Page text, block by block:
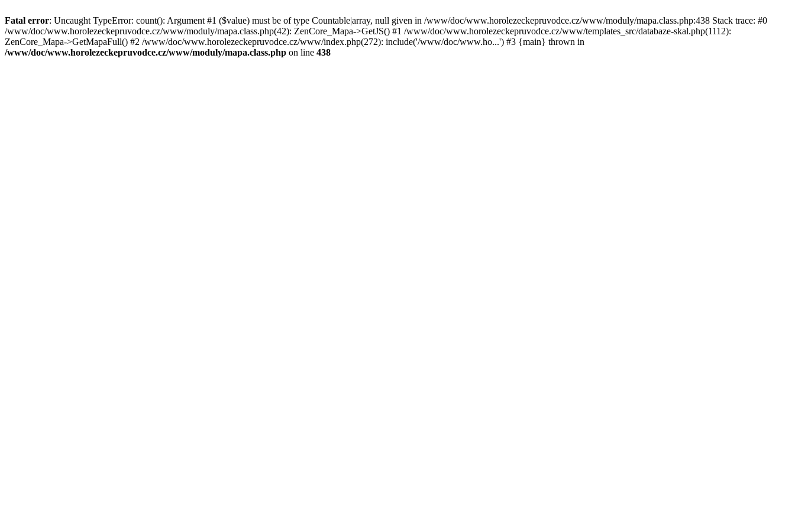
Fatal error: Uncaught TypeError: count(): Argument #1 ($value) must be of type Countable|array, null given in /www/doc/www.horolezeckepruvodce.cz/www/moduly/mapa.class.php:438 Stack trace: #0
/www/doc/www.horolezeckepruvodce.cz/www/moduly/mapa.class.php(42): ZenCore_Mapa->GetJS() #1 /www/doc/www.horolezeckepruvodce.cz/www/templates_src/databaze-skal.php(1112):
ZenCore_Mapa->GetMapaFull() #2 /www/doc/www.horolezeckepruvodce.cz/www/index.php(272): include('/www/doc/www.ho...') #3 {main} thrown in
/www/doc/www.horolezeckepruvodce.cz/www/moduly/mapa.class.php on line 438